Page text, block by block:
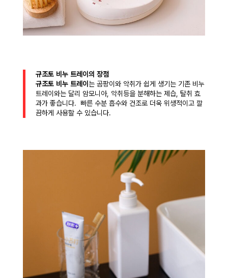
규조토 비누 트레이의 장점
규조토 비누 트레이 는 곰팡이와 악취가 쉽게 생기는 기존 비누
트레이와는 달리 암모니아, 악취등을 분해하는 제습, 탈취 효
과가 좋습니다. 빠른 수분 흡수와 건조로 더욱 위생적이고 깔
끔하게 사용할 수 있습니다.